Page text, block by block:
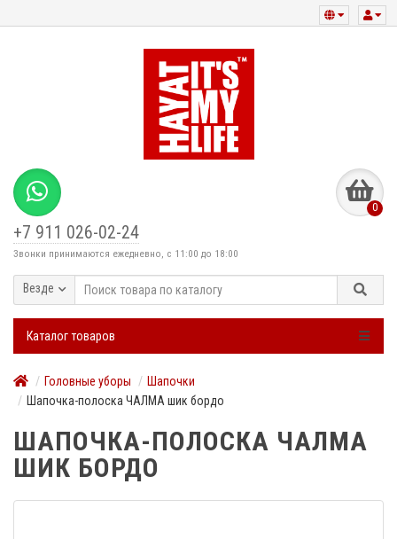
+7 911 026-02-24
Звонки принимаются ежедневно, с 11:00 до 18:00
0
Везде
Каталог товаров
Головные уборы
Шапочки
Шапочка-полоска ЧАЛМА шик бордо
ШАПОЧКА-ПОЛОСКА ЧАЛМА
ШИК БОРДО